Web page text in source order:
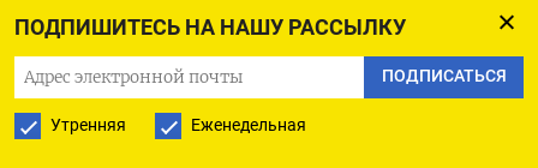
ПОДПИШИТЕСЬ НА НАШУ РАССЫЛКУ
ПОДПИСАТЬСЯ
Утренняя Еженедельная